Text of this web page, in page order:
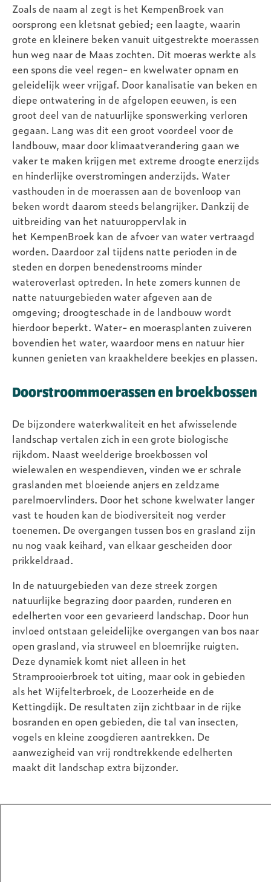
Zoals de naam al zegt is het KempenBroek van
oorsprong een kletsnat gebied; een laagte, waarin
grote en kleinere beken vanuit uitgestrekte moerassen
hun weg naar de Maas zochten. Dit moeras werkte als
een spons die veel regen- en kwelwater opnam en
geleidelijk weer vrijgaf. Door kanalisatie van beken en
diepe ontwatering in de afgelopen eeuwen, is een
groot deel van de natuurlijke sponswerking verloren
gegaan. Lang was dit een groot voordeel voor de
landbouw, maar door klimaatverandering gaan we
vaker te maken krijgen met extreme droogte enerzijds
en hinderlijke overstromingen anderzijds. Water
vasthouden in de moerassen aan de bovenloop van
beken wordt daarom steeds belangrijker. Dankzij de
uitbreiding van het natuuroppervlak in
het KempenBroek kan de afvoer van water vertraagd
worden. Daardoor zal tijdens natte perioden in de
steden en dorpen benedenstrooms minder
wateroverlast optreden. In hete zomers kunnen de
natte natuurgebieden water afgeven aan de
omgeving; droogteschade in de landbouw wordt
hierdoor beperkt. Water- en moerasplanten zuiveren
bovendien het water, waardoor mens en natuur hier
kunnen genieten van kraakheldere beekjes en plassen.
Doorstroommoerassen en broekbossen
De bijzondere waterkwaliteit en het afwisselende
landschap vertalen zich in een grote biologische
rijkdom. Naast weelderige broekbossen vol
wielewalen en wespendieven, vinden we er schrale
graslanden met bloeiende anjers en zeldzame
parelmoervlinders. Door het schone kwelwater langer
vast te houden kan de biodiversiteit nog verder
toenemen. De overgangen tussen bos en grasland zijn
nu nog vaak keihard, van elkaar gescheiden door
prikkeldraad.
In de natuurgebieden van deze streek zorgen
natuurlijke begrazing door paarden, runderen en
edelherten voor een gevarieerd landschap. Door hun
invloed ontstaan geleidelijke overgangen van bos naar
open grasland, via struweel en bloemrijke ruigten.
Deze dynamiek komt niet alleen in het
Stramprooierbroek tot uiting, maar ook in gebieden
als het Wijfelterbroek, de Loozerheide en de
Kettingdijk. De resultaten zijn zichtbaar in de rijke
bosranden en open gebieden, die tal van insecten,
vogels en kleine zoogdieren aantrekken. De
aanwezigheid van vrij rondtrekkende edelherten
maakt dit landschap extra bijzonder.